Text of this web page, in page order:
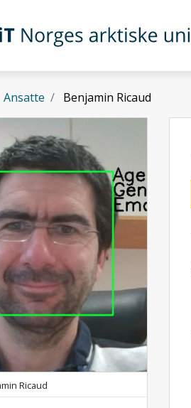
arktiske universitet
Ansatte Benjamin Ricaud
Ricaud